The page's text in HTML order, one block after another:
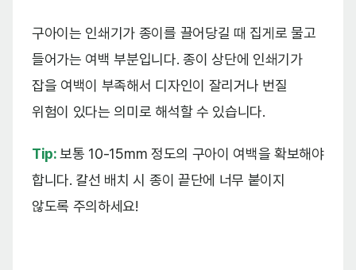
구아이는 인쇄기가 종이를 끌어당길 때 집게로 물고
들어가는 여백 부분입니다. 종이 상단에 인쇄기가
잡을 여백이 부족해서 디자인이 잘리거나 번질
위험이 있다는 의미로 해석할 수 있습니다.
Tip:보통 10-15mm 정도의 구아이 여백을 확보해야
합니다. 칼선 배치 시 종이 끝단에 너무 붙이지
않도록 주의하세요!